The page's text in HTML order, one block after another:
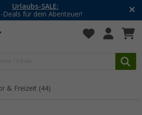
-20% auf Kleidung und
Mit dem Aktionscode
& Freizeit (44)